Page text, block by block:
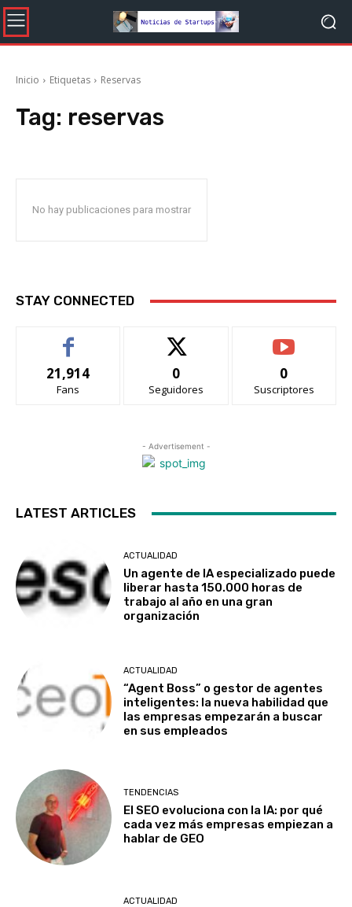
Inicio Etiquetas Reservas
Tag: reservas
No hay publicaciones para mostrar
STAY CONNECTED
21,914
Fans
0
Seguidores
0
Suscriptores
- Advertisement -
LATEST ARTICLES
ACTUALIDAD
Un agente de IA especializado puede
liberar hasta 150.000 horas de
trabajo al año en una gran
organización
ACTUALIDAD
“Agent Boss” o gestor de agentes
inteligentes: la nueva habilidad que
las empresas empezarán a buscar
en sus empleados
TENDENCIAS
El SEO evoluciona con la IA: por qué
cada vez más empresas empiezan a
hablar de GEO
ACTUALIDAD